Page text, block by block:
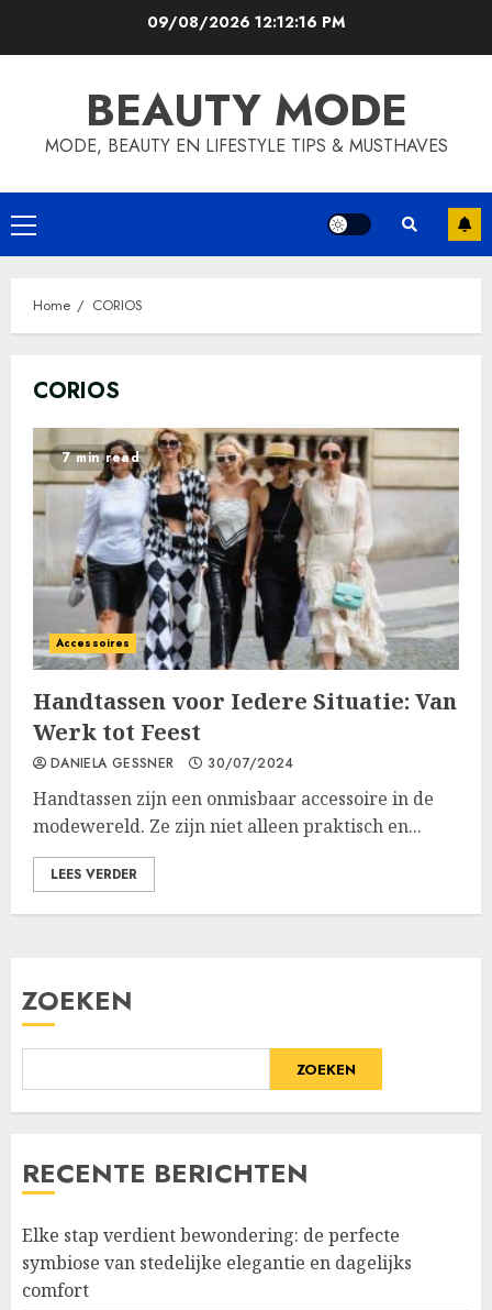
09/08/2026 12:12:16 PM
BEAUTY MODE
MODE, BEAUTY EN LIFESTYLE TIPS & MUSTHAVES
Primary
Menu
Home CORIOS
CORIOS
7 min read
Accessoires
Handtassen voor Iedere Situatie: Van
Werk tot Feest
DANIELA GESSNER 30/07/2024
Handtassen zijn een onmisbaar accessoire in de
modewereld. Ze zijn niet alleen praktisch en...
LEES VERDER
ZOEKEN
ZOEKEN
RECENTE BERICHTEN
Elke stap verdient bewondering: de perfecte
symbiose van stedelijke elegantie en dagelijks
comfort